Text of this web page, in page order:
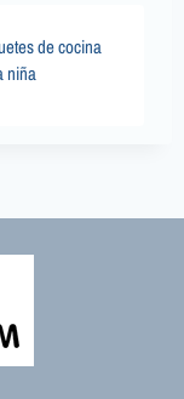
de cocina
niña